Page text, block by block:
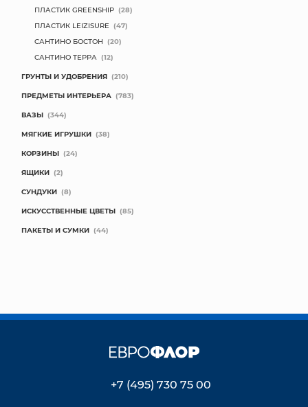
ПЛАСТИК GREENSHIP (28)
ПЛАСТИК LEIZISURE (47)
САНТИНО БОСТОН (20)
САНТИНО ТЕРРА (12)
ГРУНТЫ И УДОБРЕНИЯ (210)
ПРЕДМЕТЫ ИНТЕРЬЕРА (783)
ВАЗЫ (344)
МЯГКИЕ ИГРУШКИ (38)
КОРЗИНЫ (24)
ЯЩИКИ (2)
СУНДУКИ (8)
ИСКУССТВЕННЫЕ ЦВЕТЫ (85)
ПАКЕТЫ И СУМКИ (44)
+7 (495) 730 75 00